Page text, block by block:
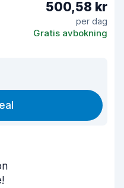
500,58 kr
per dag
Gratis avbokning